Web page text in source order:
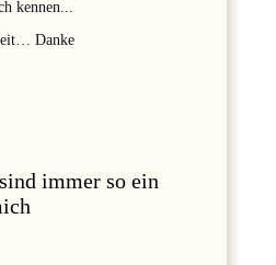
kennen...
Danke
immer so ein